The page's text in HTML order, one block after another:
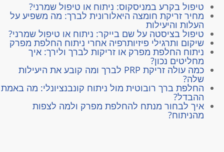
טיפול בקרע במניסקוס: ניתוח או טיפול שמרני?
מחיר זריקת חומצה היאלורונית לברך: מה משפיע על
העלות והיעילות
טיפול בציסטה על שם בייקר: ניתוח או טיפול שמרני?
שיקום ותרגילי פיזיותרפיה אחרי ניתוח החלפת מפרק
ניתוח החלפת מפרק או זריקות לברך ולירך: איך
מחליטים נכון?
כמה עולה זריקת PRP לברך ומה קובע את היעילות
שלה?
החלפת ברך רובוטית מול ניתוח קונבנציונלי: מה באמת
ההבדל?
איך לבחור מנתח להחלפת מפרק ולמה לצפות
מהניתוח?